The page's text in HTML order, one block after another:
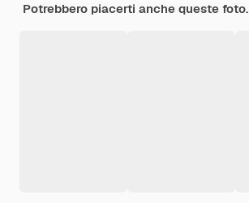
Potrebbero piacerti anche queste foto.